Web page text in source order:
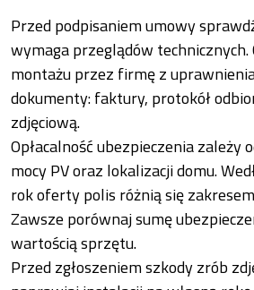
Przed podpisaniem umowy
wymaga przeglądów
montażu przez firmę z
dokumenty: faktury, protokół
zdjęciową.
Opłacalność ubezpieczenia zależy
mocy PV oraz lokalizacji domu.
rok oferty polis różnią się
Zawsze porównaj sumę
wartością sprzętu.
Przed zgłoszeniem szkody zrób